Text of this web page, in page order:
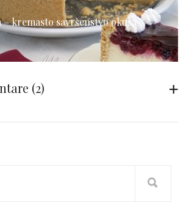
kremasto savršenstvo okusa
(2)